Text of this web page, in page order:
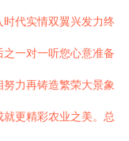
代实情双翼兴发力终
一对一听您心意准备
力再铸造繁荣大景象
更精彩农业之美。总